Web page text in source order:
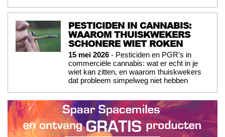
PESTICIDEN IN CANNABIS:
WAAROM THUISKWEKERS
SCHONERE WIET ROKEN
15 mei 2026 - Pesticiden en PGR's in
commerciële cannabis: wat er echt in je
wiet kan zitten, en waarom thuiskwekers
dat probleem simpelweg niet hebben